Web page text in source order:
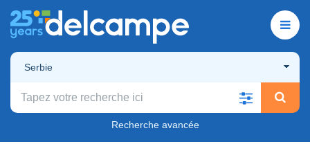
Serbie
Recherche avancée